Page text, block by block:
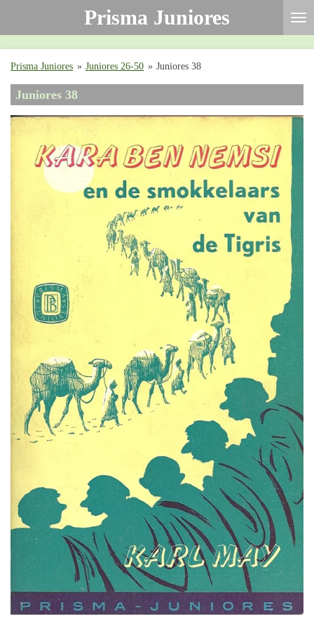
de
Prisma Juniores
Prisma Juniores » Juniores 26-50 » Juniores 38
Juniores 38